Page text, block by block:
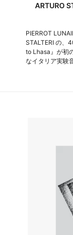
ARTURO
PIERROT
STALTERI の、
to Lhasa』が初
なイタリア実験